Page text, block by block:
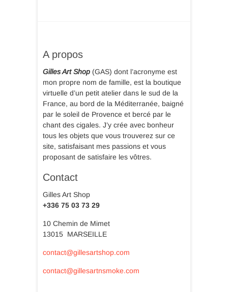
A propos
Gilles Art Shop (GAS) dont l’acronyme est
mon propre nom de famille, est la boutique
virtuelle d’un petit atelier dans le sud de la
France, au bord de la Méditerranée, baigné
par le soleil de Provence et bercé par le
chant des cigales. J’y crée avec bonheur
tous les objets que vous trouverez sur ce
site, satisfaisant mes passions et vous
proposant de satisfaire les vôtres.
Contact
Gilles Art Shop
+336 75 03 73 29
10 Chemin de Mimet
13015 MARSEILLE
contact@gillesartshop.com
contact@gillesartnsmoke.com